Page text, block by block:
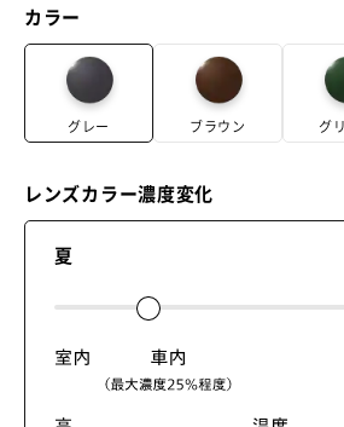
カラー
グレー ブラウン グ
レンズカラー濃度変化
夏